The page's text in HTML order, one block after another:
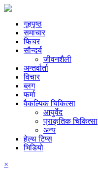
गृहपृष्ठ
समाचार
फिचर
सौन्दर्य
जीवनशैली
अन्तर्वार्ता
विचार
ब्लग
फर्मा
वैकल्पिक चिकित्सा
आयुर्वेद
प्राकृतिक चिकित्सा
अन्य
हेल्थ टिप्स
भिडियो
×